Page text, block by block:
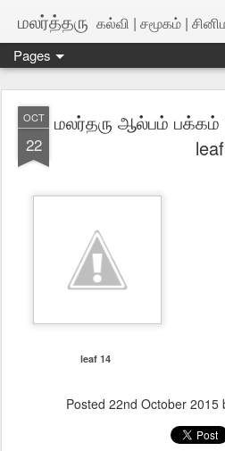
மலர்த்தரு கல்வி | சமூகம் | சினிமா |
Pages
OCT
22
மலர்தரு ஆல்பம் பக்கம்
leaf 14
Posted 22nd October 2015